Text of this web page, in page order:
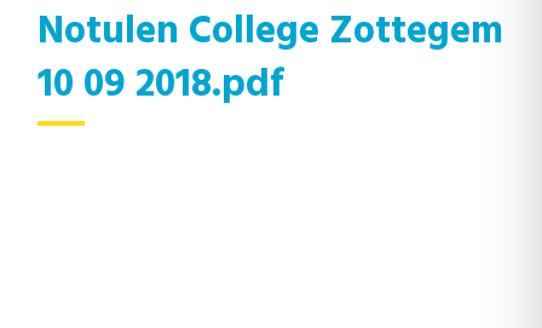
Notulen College Zottegem
10 09 2018.pdf